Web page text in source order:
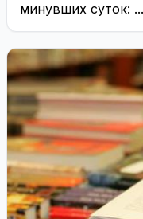
минувших суток: ...